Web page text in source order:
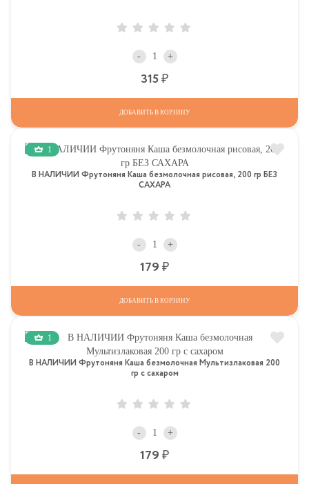
- +
315
ДОБАВИТЬ В КОРЗИНУ
1
В НАЛИЧИИ Фрутоняня Каша безмолочная рисовая, 200 гр БЕЗ
САХАРА
- +
179
ДОБАВИТЬ В КОРЗИНУ
1
В НАЛИЧИИ Фрутоняня Каша безмолочная Мультизлаковая 200
гр с сахаром
- +
179